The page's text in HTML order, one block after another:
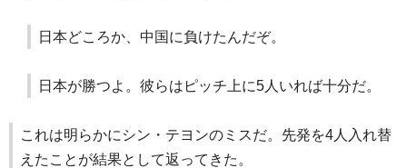
日本どころか、中国に負けたんだぞ。
日本が勝つよ。彼らはピッチ上に5人いれば十分だ。
これは明らかにシン・テヨンのミスだ。先発を4人入れ替
えたことが結果として返ってきた。